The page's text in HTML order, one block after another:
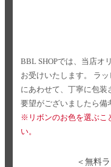
BBL SHOPでは、当店オ
お受けいたします。
ラ
にあわせて、丁寧に包装
要望がございましたら備
※リボンのお色を選ぶこ
い。
＜無料